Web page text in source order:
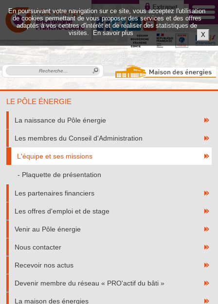
LE PÔLE ÉNERGIE
La naissance du Pôle énergie
Les membres du Conseil d'Administration
L'équipe et ses missions
Plaquette de présentation
Les partenaires financiers
Les offres d'emploi et de stage
Venir au Pôle énergie
Nous contacter
Recevoir nos actus
Devenir membre du réseau « PRO'actif du bâti »
La maison des énergies
En poursuivant votre navigation sur ce site, vous acceptez l'utilisation
de cookies permettant de vous proposer des services et des offres
adaptés à vos centres d'intérêt et de réaliser des statistiques de
visites.
En savoir plus X